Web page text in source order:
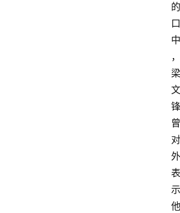
的
口
中
，
梁
文
锋
曾
对
外
表
示
他